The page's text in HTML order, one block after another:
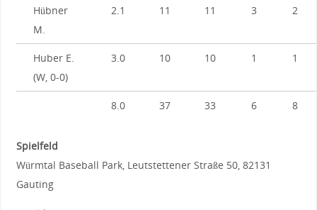
Hübner
M.
2.1 11 11 3 2
Huber E.
(W, 0-0)
3.0 10 10 1 1
8.0 37 33 6 8
Spielfeld
Würmtal Baseball Park, Leutstettener Straße 50, 82131
Gauting